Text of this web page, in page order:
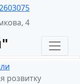
4
розвитку